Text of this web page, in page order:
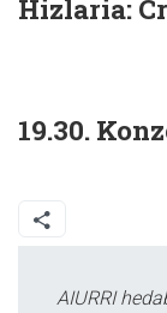
Hizlaria:
19.30.
AIURRI